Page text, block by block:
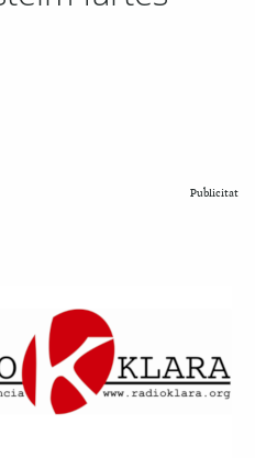
Publicitat